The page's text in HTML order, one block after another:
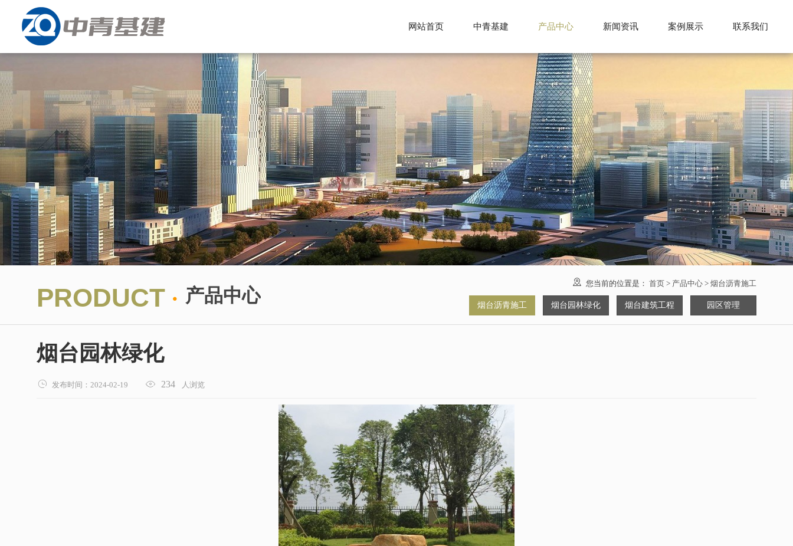
网站首页 中青基建 产品中心 新闻资讯 案例展示 联系我们
PRODUCT · 产品中心
 您当前的位置是： 首页 > 产品中心 > 烟台沥青施工
烟台沥青施工 烟台园林绿化 烟台建筑工程 园区管理
烟台园林绿化
 发布时间：2024-02-19  234 人浏览